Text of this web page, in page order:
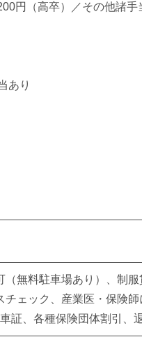
円（高卒）／その他諸手
あり
無料駐車場あり）、制
ェック、産業医・保険
証、各種保険団体割引、